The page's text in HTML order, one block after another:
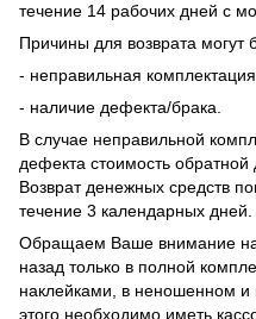
течение 14 рабочих дней с
Причины для возврата могут
- неправильная комплектация
- наличие дефекта/брака.
В случае неправильной
дефекта стоимость обратной
Возврат денежных средств
течение 3 календарных дней.
Обращаем Ваше внимание на
назад только в полной
наклейками, в неношенном и
этого необходимо иметь